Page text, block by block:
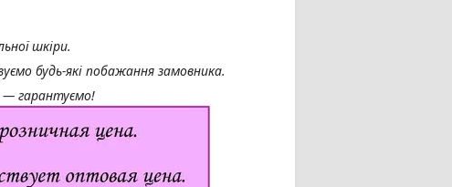
шкіри.
будь-які побажання замовника.
— гарантуємо!